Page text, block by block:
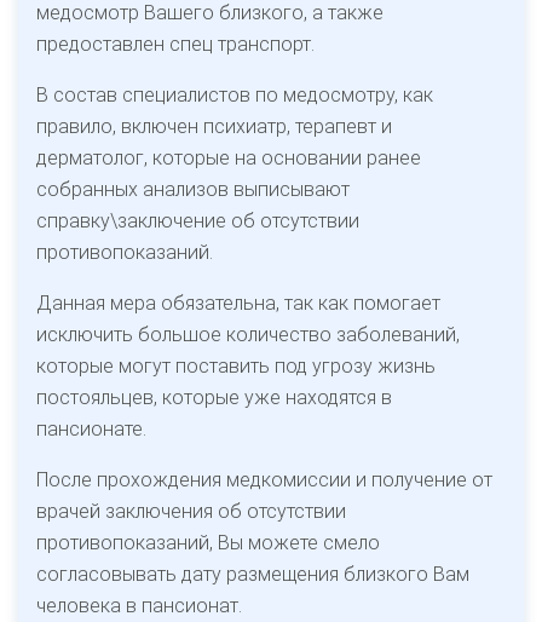
медосмотр Вашего близкого, а также
предоставлен спец транспорт.
В состав специалистов по медосмотру, как
правило, включен психиатр, терапевт и
дерматолог, которые на основании ранее
собранных анализов выписывают
справку\заключение об отсутствии
противопоказаний.
Данная мера обязательна, так как помогает
исключить большое количество заболеваний,
которые могут поставить под угрозу жизнь
постояльцев, которые уже находятся в
пансионате.
После прохождения медкомиссии и получение от
врачей заключения об отсутствии
противопоказаний, Вы можете смело
согласовывать дату размещения близкого Вам
человека в пансионат.